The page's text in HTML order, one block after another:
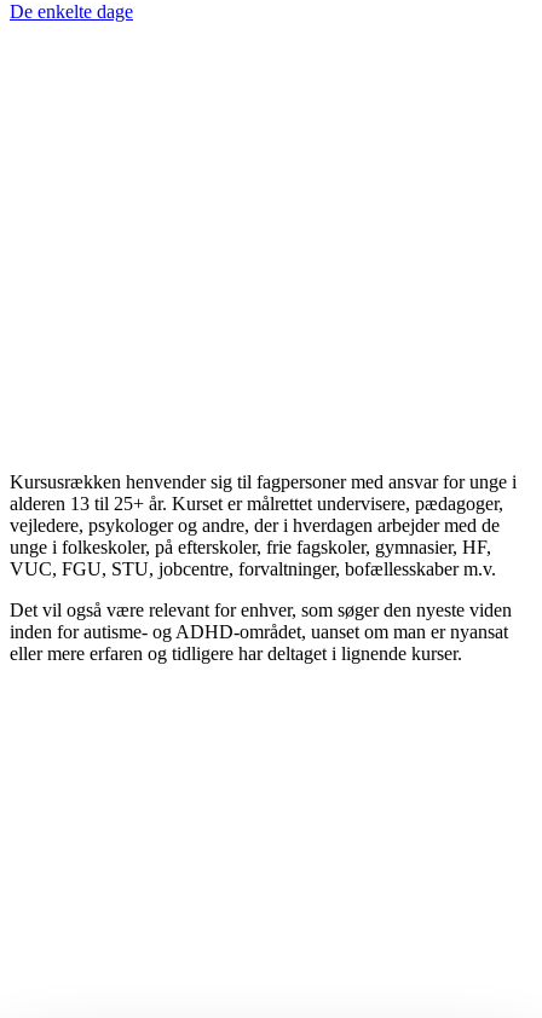
De enkelte dage
Kursusrækken henvender sig til fagpersoner med ansvar for unge i
alderen 13 til 25+ år. Kurset er målrettet undervisere, pædagoger,
vejledere, psykologer og andre, der i hverdagen arbejder med de
unge i folkeskoler, på efterskoler, frie fagskoler, gymnasier, HF,
VUC, FGU, STU, jobcentre, forvaltninger, bofællesskaber m.v.
Det vil også være relevant for enhver, som søger den nyeste viden
inden for autisme- og ADHD-området, uanset om man er nyansat
eller mere erfaren og tidligere har deltaget i lignende kurser.